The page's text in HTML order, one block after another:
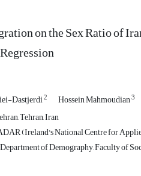
on the Sex Ratio of
Dastjerdi2 Hossein Mahmoudian3
Tehran, Iran
(Ireland's National Centre for
of Demography, Faculty of